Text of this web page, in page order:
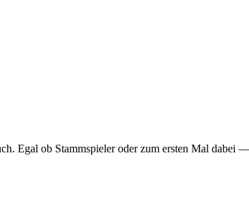
Egal ob Stammspieler oder zum ersten Mal dabei